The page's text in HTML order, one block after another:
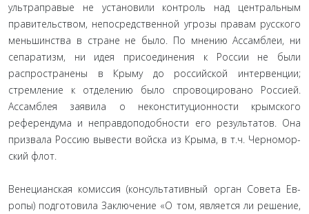
ультраправые не установили контроль над центральным
правительством, непосредствен­ной угрозы правам русского
меньшинства в стране не было. По мнению Ассамблеи, ни
сепаратизм, ни идея присоедине­ния к России не были
распространены в Крыму до российской интервенции;
стремление к отделению было спровоцировано Россией.
Ассамблея заявила о неконституционности крымско­го
референдума и неправдоподобности его результатов. Она
призвала Россию вывести войска из Крыма, в т.ч. Черномор­
ский флот.
Венецианская комиссия (консультативный орган Совета Ев­
ропы) подготовила Заключение «О том, является ли решение,